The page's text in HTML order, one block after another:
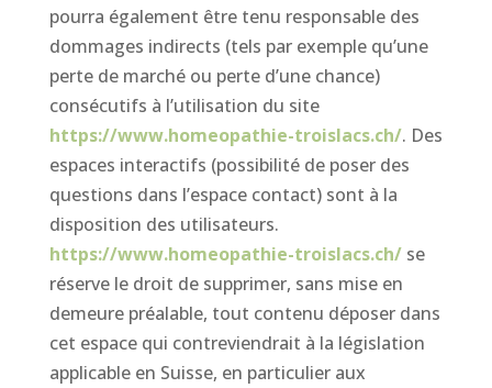
pourra également être tenu responsable des
dommages indirects (tels par exemple qu’une
perte de marché ou perte d’une chance)
consécutifs à l’utilisation du site
https://www.homeopathie-troislacs.ch/. Des
espaces interactifs (possibilité de poser des
questions dans l’espace contact) sont à la
disposition des utilisateurs.
https://www.homeopathie-troislacs.ch/ se
réserve le droit de supprimer, sans mise en
demeure préalable, tout contenu déposer dans
cet espace qui contreviendrait à la législation
applicable en Suisse, en particulier aux